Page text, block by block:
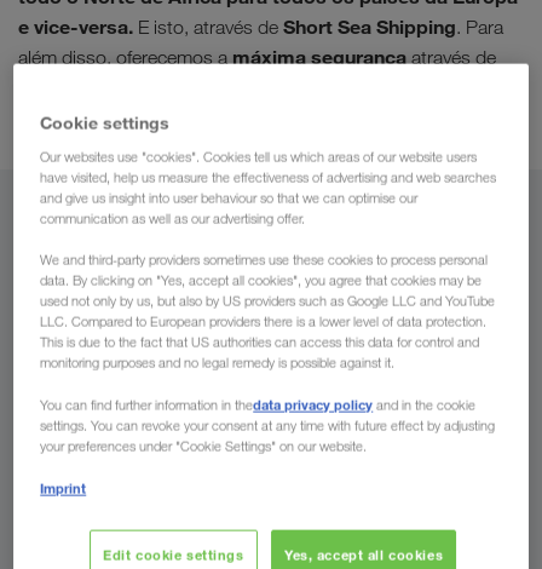
e vice-versa. E isto, através de Short Sea Shipping. Para
além disso, oferecemos a máxima segurança através de
estacionamento seguros.
De
Portugal
País
Pedir oferta
Cookie settings
Our websites use "cookies". Cookies tell us which areas of our website users
have visited, help us measure the effectiveness of advertising and web searches
and give us insight into user behaviour so that we can optimise our
communication as well as our advertising offer.
We and third-party providers sometimes use these cookies to process personal
data. By clicking on "Yes, accept all cookies", you agree that cookies may be
used not only by us, but also by US providers such as Google LLC and YouTube
LLC. Compared to European providers there is a lower level of data protection.
This is due to the fact that US authorities can access this data for control and
monitoring purposes and no legal remedy is possible against it.
You can find further information in thedata privacy policy and in the cookie
settings. You can revoke your consent at any time with future effect by adjusting
your preferences under "Cookie Settings" on our website.
Imprint
Edit cookie settings Yes, accept all cookies